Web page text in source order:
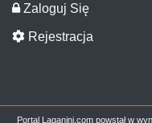
Zaloguj Się
Rejestracja
Portal Laganini.com powstał w